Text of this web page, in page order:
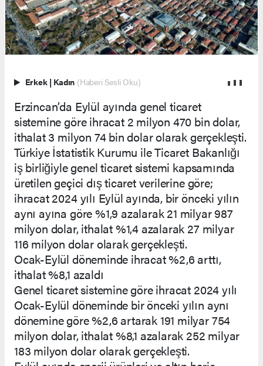
Erkek | Kadın (Haberi Sesli Oku)
Erzincan’da Eylül ayında genel ticaret
sistemine göre ihracat 2 milyon 470 bin dolar,
ithalat 3 milyon 74 bin dolar olarak gerçekleşti.
Türkiye İstatistik Kurumu ile Ticaret Bakanlığı
iş birliğiyle genel ticaret sistemi kapsamında
üretilen geçici dış ticaret verilerine göre;
ihracat 2024 yılı Eylül ayında, bir önceki yılın
aynı ayına göre %1,9 azalarak 21 milyar 987
milyon dolar, ithalat %1,4 azalarak 27 milyar
116 milyon dolar olarak gerçekleşti.
Ocak-Eylül döneminde ihracat %2,6 arttı,
ithalat %8,1 azaldı
Genel ticaret sistemine göre ihracat 2024 yılı
Ocak-Eylül döneminde bir önceki yılın aynı
dönemine göre %2,6 artarak 191 milyar 754
milyon dolar, ithalat %8,1 azalarak 252 milyar
183 milyon dolar olarak gerçekleşti.